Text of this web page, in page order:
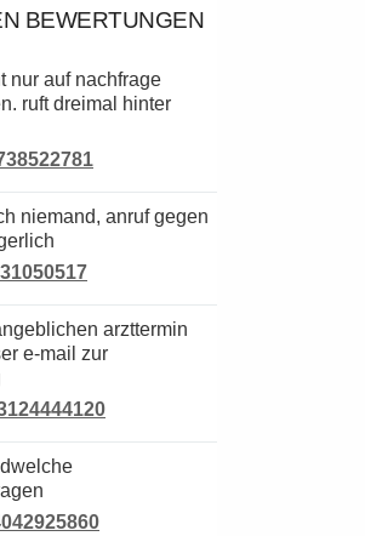
BEWERTUNGEN
ruft dreimal hinter
e-mail zur